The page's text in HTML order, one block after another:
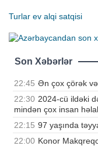
Turlar ev alqi satqisi
Son Xəbərlər
22:45 Ən çox çörək
22:30 2024-cü ildəki
mindən çox insan
22:15 97 yaşında
22:00 Konor